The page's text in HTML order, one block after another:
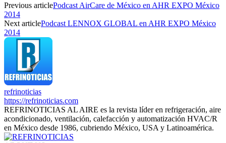
Previous articlePodcast AirCare de México en AHR EXPO México
2014
Next articlePodcast LENNOX GLOBAL en AHR EXPO México
2014
refrinoticias
https://refrinoticias.com
REFRINOTICIAS AL AIRE es la revista líder en refrigeración, aire
acondicionado, ventilación, calefacción y automatización HVAC/R
en México desde 1986, cubriendo México, USA y Latinoamérica.